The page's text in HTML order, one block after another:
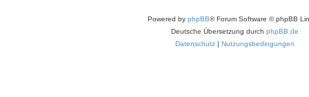
Powered by phpBB® Forum Software © phpBB
Deutsche Übersetzung durch phpBB.de
Datenschutz | Nutzungsbedingungen